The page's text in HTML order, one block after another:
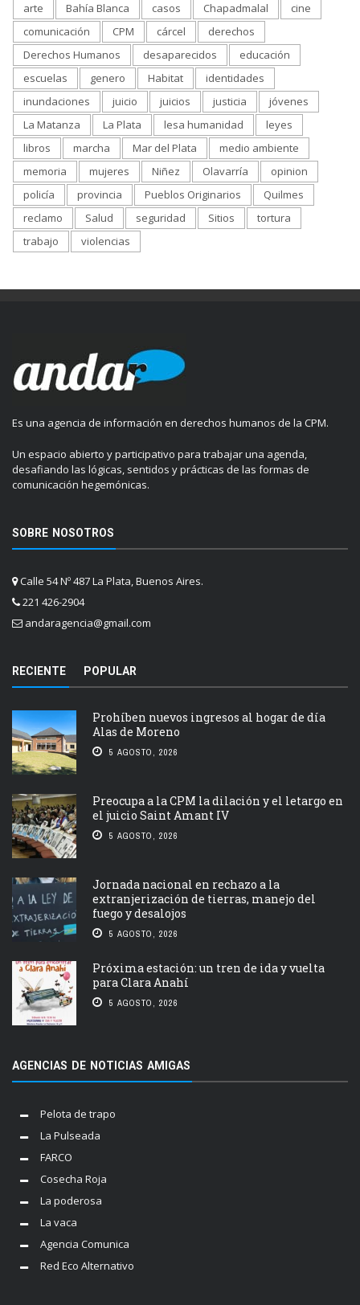
arte Bahía Blanca casos Chapadmalal
cine
comunicación
CPM cárcel
derechos
Derechos Humanos
desaparecidos
educación
escuelas
genero Habitat
identidades
inundaciones
juicio juicios justicia
jóvenes
La Matanza
La Plata lesa humanidad
leyes
libros
marcha Mar del Plata
medio ambiente
memoria
mujeres Niñez Olavarría
opinion
policía
provincia Pueblos Originarios
Quilmes
reclamo
Salud seguridad Sitios
tortura
trabajo
violencias
Es una agencia de información en derechos humanos de la CPM.
Un espacio abierto y participativo para trabajar una agenda,
desafiando las lógicas, sentidos y prácticas de las formas de
comunicación hegemónicas.
SOBRE NOSOTROS
Calle 54 Nº 487 La Plata, Buenos Aires.
221 426-2904
andaragencia@gmail.com
RECIENTE POPULAR
Prohíben nuevos ingresos al hogar de día
Alas de Moreno
5 AGOSTO, 2026
Preocupa a la CPM la dilación y el letargo en
el juicio Saint Amant IV
5 AGOSTO, 2026
Jornada nacional en rechazo a la
extranjerización de tierras, manejo del
fuego y desalojos
5 AGOSTO, 2026
Próxima estación: un tren de ida y vuelta
para Clara Anahí
5 AGOSTO, 2026
AGENCIAS DE NOTICIAS AMIGAS
Pelota de trapo
La Pulseada
FARCO
Cosecha Roja
La poderosa
La vaca
Agencia Comunica
Red Eco Alternativo